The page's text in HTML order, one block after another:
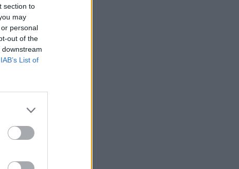
section to
may
personal
out of the
IAB’s List of